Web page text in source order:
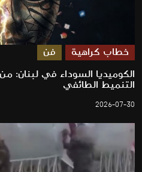
خطاب كراهية فن
الكوميديا السوداء في لبنان:
التنميط الطائفي
2026-07-30